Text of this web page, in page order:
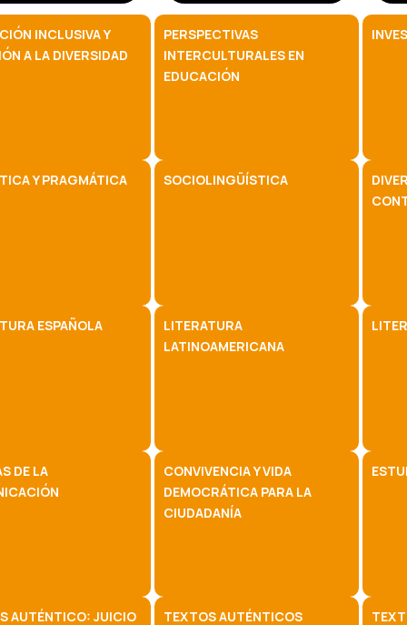
INCLUSIVA Y
A LA DIVERSIDAD
Y PRAGMÁTICA
ESPAÑOLA
DE LA
AUTÉNTICO: JUICIO
PERSPECTIVAS
INTERCULTURALES EN
EDUCACIÓN
SOCIOLINGÜÍSTICA
LITERATURA
LATINOAMERICANA
CONVIVENCIA Y VIDA
DEMOCRÁTICA PARA LA
CIUDADANÍA
TEXTOS AUTÉNTICOS